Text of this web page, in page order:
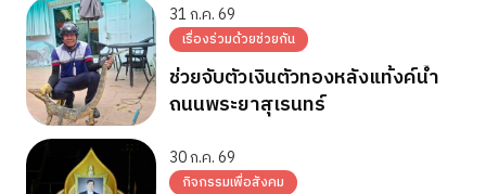
31 ก.ค. 69
เรื่องร่วมด้วยช่วยกัน
ช่วยจับตัวเงินตัวทองหลังแท้งค์น้ำ
ถนนพระยาสุเรนทร์
30 ก.ค. 69
กิจกรรมเพื่อสังคม